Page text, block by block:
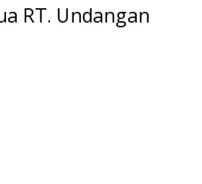
RT. Undangan